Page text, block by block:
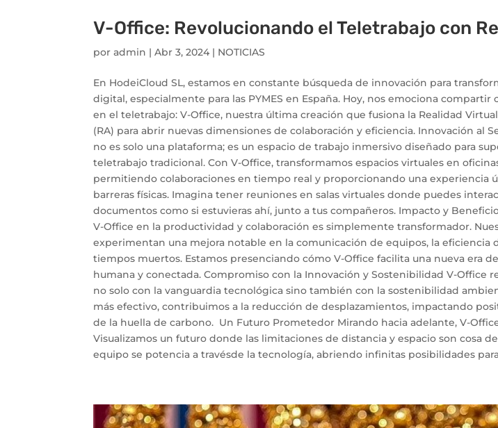
V-Office: Revolucionando el Teletrabajo con
poradmin |Abr 3, 2024 | NOTICIAS
En HodeiCloud SL, estamos en constante búsqueda de innovación para
digital, especialmente para las PYMES en España. Hoy, nos emociona compartir
en el teletrabajo: V-Office, nuestra última creación que fusiona la Realidad
(RA) para abrir nuevas dimensiones de colaboración y eficiencia. Innovación al
no es solo una plataforma; es un espacio de trabajo inmersivo diseñado para
teletrabajo tradicional. Con V-Office, transformamos espacios virtuales en
permitiendo colaboraciones en tiempo real y proporcionando una experiencia
barreras físicas. Imagina tener reuniones en salas virtuales donde puedes
documentos como si estuvieras ahí, junto a tus compañeros. Impacto y
V-Office en la productividad y colaboración es simplemente transformador.
experimentan una mejora notable en la comunicación de equipos, la eficiencia
tiempos muertos. Estamos presenciando cómo V-Office facilita una nueva era
humana y conectada. Compromiso con la Innovación y Sostenibilidad V-Office
no solo con la vanguardia tecnológica sino también con la sostenibilidad
más efectivo, contribuimos a la reducción de desplazamientos, impactando
de la huella de carbono. Un Futuro Prometedor Mirando hacia adelante, V-
Visualizamos un futuro donde las limitaciones de distancia y espacio son cosa
equipo se potencia a travésde la tecnología, abriendo infinitas posibilidades